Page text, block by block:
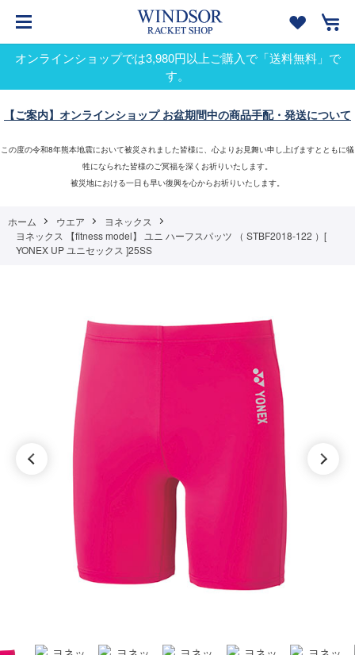
オンラインショップでは3,980円以上ご購入で「送料無料」で
す。
【ご案内】オンラインショップ お盆期間中の商品手配・発送について
この度の令和8年熊本地震において被災されました皆様に、心よりお見舞い申し上げますとともに犠
牲になられた皆様のご冥福を深くお祈りいたします。
被災地における一日も早い復興を心からお祈りいたします。
ホーム ウエア
ヨネックス
ヨネックス 【fitness model】 ユニ ハーフスパッツ （ STBF2018-122 ）[
YONEX UP ユニセックス ]25SS